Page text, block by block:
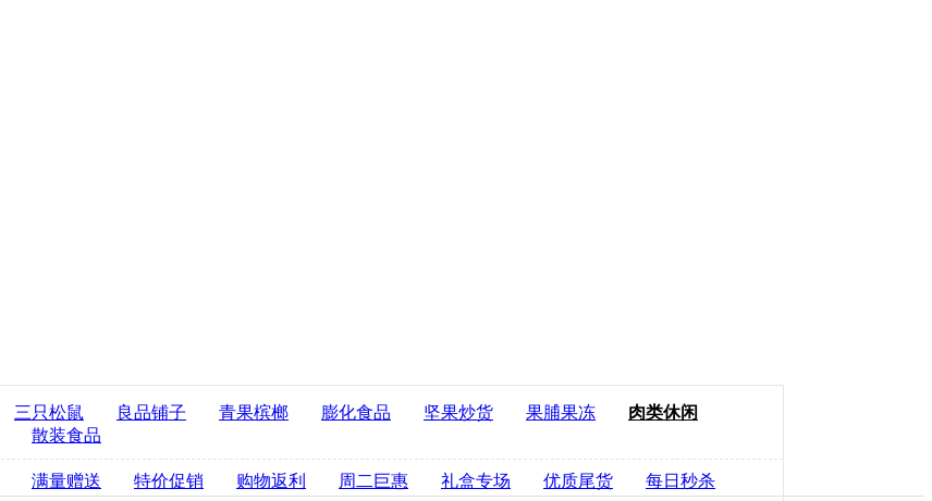
三只松鼠 良品铺子 青果槟榔 膨化食品 坚果炒货 果脯果冻
肉类休闲
散装食品
满量赠送 特价促销 购物返利 周二巨惠 礼盒专场 优质尾货 每日秒杀